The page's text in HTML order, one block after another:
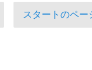
スタートのペー